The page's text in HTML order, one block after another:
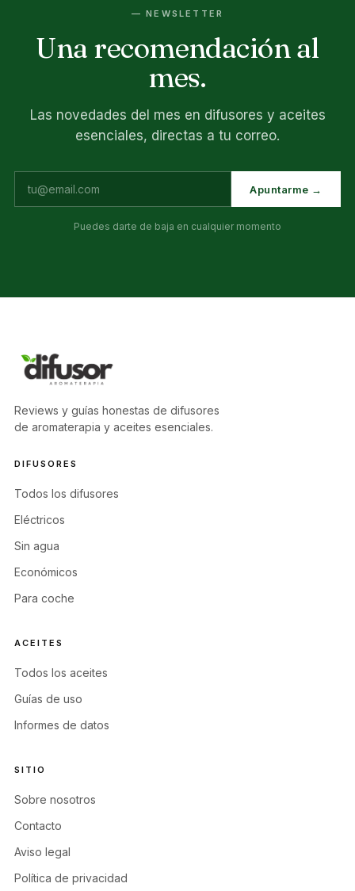
— NEWSLETTER
Una recomendación al
mes.
Las novedades del mes en difusores y aceites
esenciales, directas a tu correo.
Apuntarme →
Puedes darte de baja en cualquier momento
Reviews y guías honestas de difusores
de aromaterapia y aceites esenciales.
DIFUSORES
Todos los difusores
Eléctricos
Sin agua
Económicos
Para coche
ACEITES
Todos los aceites
Guías de uso
Informes de datos
SITIO
Sobre nosotros
Contacto
Aviso legal
Política de privacidad